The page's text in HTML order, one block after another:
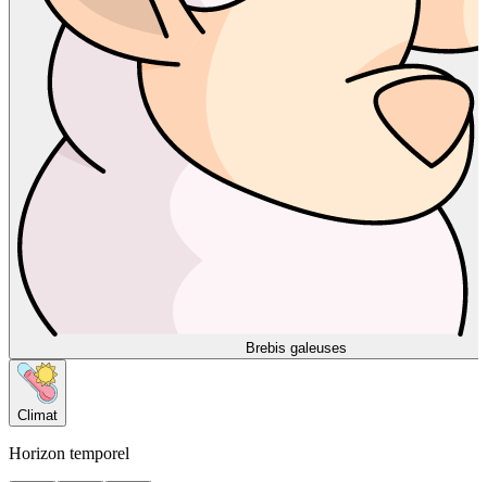
Brebis galeuses
Climat
Horizon temporel